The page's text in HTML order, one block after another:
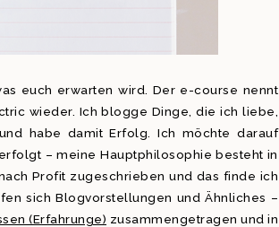
euch erwarten wird. Der e-course nennt
wieder. Ich blogge Dinge, die ich liebe,
habe damit Erfolg. Ich möchte darauf
– meine Hauptphilosophie besteht in
Profit zugeschrieben und das finde ich
sich Blogvorstellungen und Ähnliches –
(Erfahrunge) zusammengetragen und in